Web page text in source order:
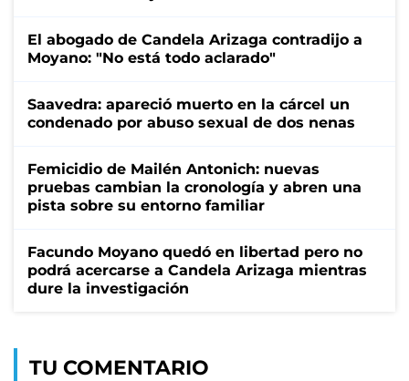
El abogado de Candela Arizaga contradijo a
Moyano: "No está todo aclarado"
Saavedra: apareció muerto en la cárcel un
condenado por abuso sexual de dos nenas
Femicidio de Mailén Antonich: nuevas
pruebas cambian la cronología y abren una
pista sobre su entorno familiar
Facundo Moyano quedó en libertad pero no
podrá acercarse a Candela Arizaga mientras
dure la investigación
TU COMENTARIO